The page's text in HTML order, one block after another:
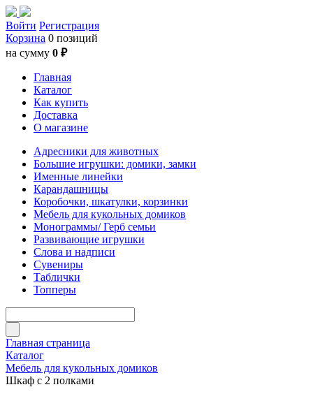
Войти Регистрация
Корзина 0 позиций
на сумму 0 ₽
Главная
Каталог
Как купить
Доставка
О магазине
Адресники для животных
Большие игрушки: домики, замки
Именные линейки
Карандашницы
Коробочки, шкатулки, корзинки
Мебель для кукольных домиков
Монограммы/ Герб семьи
Развивающие игрушки
Слова и надписи
Сувениры
Таблички
Топперы
Главная страница
Каталог
Мебель для кукольных домиков
Шкаф с 2 полками